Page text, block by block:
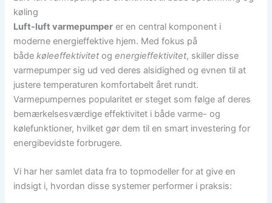
køling
Luft-luft varmepumper er en central komponent i
moderne energieffektive hjem. Med fokus på
bådekøleeffektivitet ogenergieffektivitet, skiller disse
varmepumper sig ud ved deres alsidighed og evnen til at
justere temperaturen komfortabelt året rundt.
Varmepumpernes popularitet er steget som følge af deres
bemærkelsesværdige effektivitet i både varme- og
kølefunktioner, hvilket gør dem til en smart investering for
energibevidste forbrugere.
Vi har her samlet data fra to topmodeller for at give en
indsigt i, hvordan disse systemer performer i praksis: